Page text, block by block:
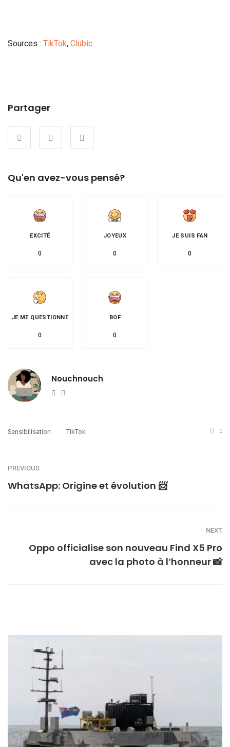
Sources : TikTok, Clubic
Partager
Qu'en avez-vous pensé?
EXCITÉ
0
JOYEUX
0
JE SUIS FAN
0
JE ME QUESTIONNE
0
BOF
0
Nouchnouch
Website
Sensibilisation TikTok 0
PREVIOUS
WhatsApp: Origine et évolution 📨
NEXT
Oppo officialise son nouveau Find X5 Pro
avec la photo à l’honneur 📸